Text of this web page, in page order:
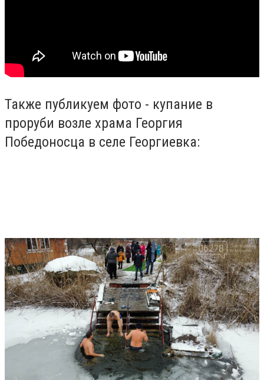
Также публикуем фото - купание в
проруби возле храма Георгия
Победоносца в селе Георгиевка: